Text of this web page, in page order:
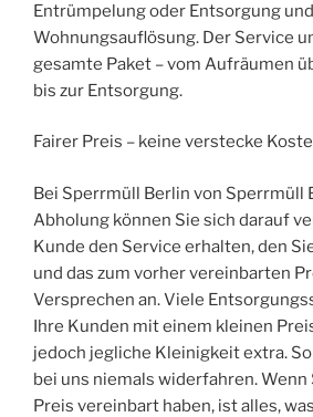
Entrümpelung oder Entsorgung und
Wohnungsauflösung. Der Service
gesamte Paket – vom Aufräumen
bis zur Entsorgung.
Fairer Preis – keine verstecke
Bei Sperrmüll Berlin von Sperrmüll
Abholung können Sie sich darauf
Kunde den Service erhalten, den
und das zum vorher vereinbarten
Versprechen an. Viele
Ihre Kunden mit einem kleinen
jedoch jegliche Kleinigkeit extra.
bei uns niemals widerfahren. Wenn
Preis vereinbart haben, ist alles,